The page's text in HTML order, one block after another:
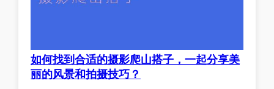
如何找到合适的摄影爬山搭子，一起分享美
丽的风景和拍摄技巧？